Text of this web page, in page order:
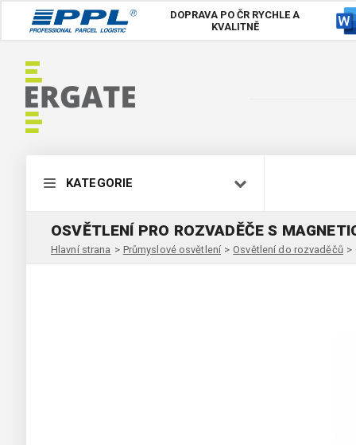
DOPRAVA PO ČR RYCHLE A
KVALITNĚ
KATEGORIE
OSVĚTLENÍ PRO ROZVADĚČE S
Hlavní strana > Průmyslové osvětlení > Osvětlení do rozvaděčů >